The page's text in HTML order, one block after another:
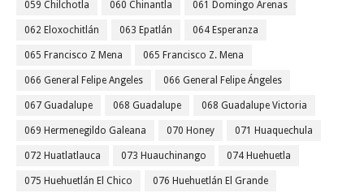
059 Chilchotla 060 Chinantla 061 Domingo Arenas
062 Eloxochitlán 063 Epatlán 064 Esperanza
065 Francisco Z Mena 065 Francisco Z. Mena
066 General Felipe Angeles 066 General Felipe Ángeles
067 Guadalupe 068 Guadalupe 068 Guadalupe Victoria
069 Hermenegildo Galeana 070 Honey 071 Huaquechula
072 Huatlatlauca 073 Huauchinango 074 Huehuetla
075 Huehuetlán El Chico 076 Huehuetlán El Grande